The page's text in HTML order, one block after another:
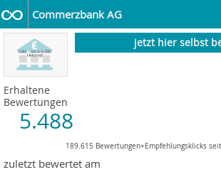
Commerzbank AG
jetzt hier selbst
Erhaltene
Bewertungen
5.488
189.615 Bewertungen+Empfehlungsklicks
zuletzt bewertet am